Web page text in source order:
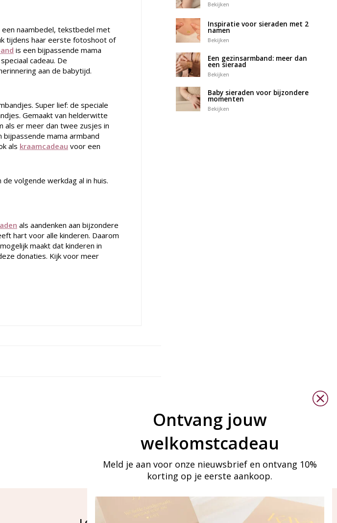
naambedel, tekstbedel met
tijdens haar eerste fotoshoot of
is een bijpassende mama
cadeau. De
aan de babytijd.
Super lief: de speciale
Gemaakt van helderwitte
er meer dan twee zusjes in
bijpassende mama armband
als kraamcadeau voor een
volgende werkdag al in huis.
als aandenken aan bijzondere
hart voor alle kinderen. Daarom
maakt dat kinderen in
donaties. Kijk voor meer
Bekijken
Inspiratie voor sieraden met 2
namen
Bekijken
Een gezinsarmband: meer dan
een sieraad
Bekijken
Baby sieraden voor bijzondere
momenten
Bekijken
Ontvang jouw
welkomstcadeau
Meld je aan voor onze nieuwsbrief en ontvang 10%
korting op je eerste aankoop.